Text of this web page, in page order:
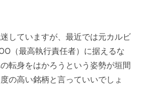
していますが、最近では元カルビ
（最高執行責任者）に据えるな
転身をはかろうという姿勢が垣間
の高い銘柄と言っていいでしょ